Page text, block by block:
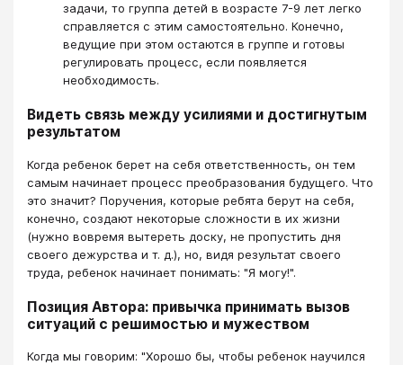
задачи, то группа детей в возрасте 7-9 лет легко
справляется с этим самостоятельно. Конечно,
ведущие при этом остаются в группе и готовы
регулировать процесс, если появляется
необходимость.
Видеть связь между усилиями и достигнутым
результатом
Когда ребенок берет на себя ответственность, он тем
самым начинает процесс преобразования будущего. Что
это значит? Поручения, которые ребята берут на себя,
конечно, создают некоторые сложности в их жизни
(нужно вовремя вытереть доску, не пропустить дня
своего дежурства и т. д.), но, видя результат своего
труда, ребенок начинает понимать: "Я могу!".
Позиция Автора: привычка принимать вызов
ситуаций с решимостью и мужеством
Когда мы говорим: "Хорошо бы, чтобы ребенок научился